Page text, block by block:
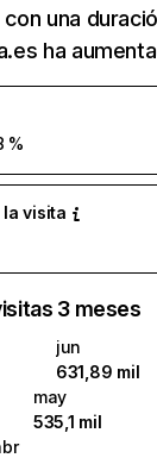
una
ha
%
la visita
3 meses
jun
631,89 mil
may
535,1 mil